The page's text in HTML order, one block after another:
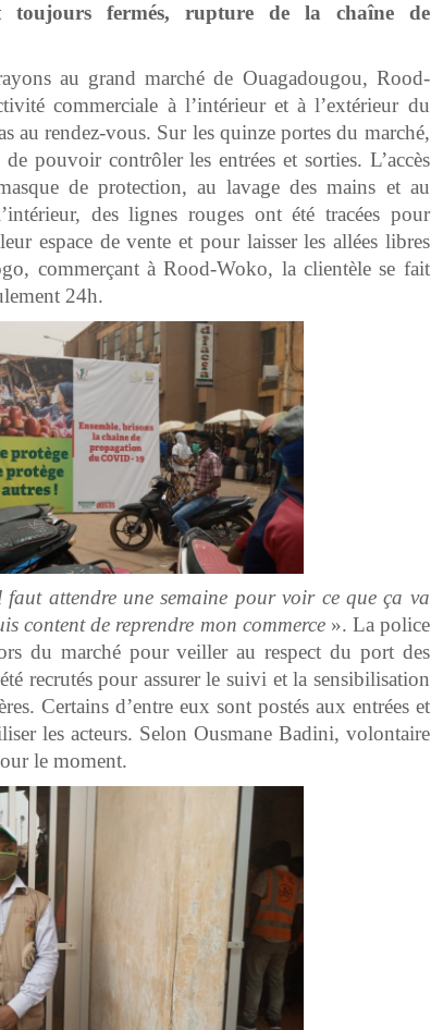
toujours fermés, rupture de la chaîne de
au grand marché de Ouagadougou, Rood-
commerciale à l’intérieur et à l’extérieur du
au rendez-vous. Sur les quinze portes du marché,
pouvoir contrôler les entrées et sorties. L’accès
de protection, au lavage des mains et au
des lignes rouges ont été tracées pour
espace de vente et pour laisser les allées libres
commerçant à Rood-Woko, la clientèle se fait
24h.
attendre une semaine pour voir ce que ça va
content de reprendre mon commerce». La police
du marché pour veiller au respect du port des
recrutés pour assurer le suivi et la sensibilisation
Certains d’entre eux sont postés aux entrées et
les acteurs. Selon Ousmane Badini, volontaire
le moment.